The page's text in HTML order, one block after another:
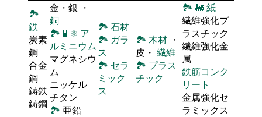
🏞
鉄
炭素
鋼
合金
鋼
鋳鉄
鋳鋼
金・銀 ・
銅
🏞 🧪 ⚛ ア
ルミニウム
マグネシウ
ム
ニッケル
チタン
🏞 亜鉛
🏞 石材
🏞 ガラ
ス
🏞 セラ
ミック
ス
🏞 木材 ・
皮・ 繊維
🏞 プラス
チック
🏞 🚂紙
繊維強化プ
ラスチック
繊維強化金
属
鉄筋コンク
リート
金属強化セ
ラミックス